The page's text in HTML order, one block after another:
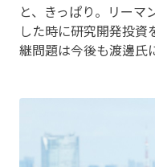
と、きっぱり。リーマ
した時に研究開発投
継問題は今後も渡邊氏